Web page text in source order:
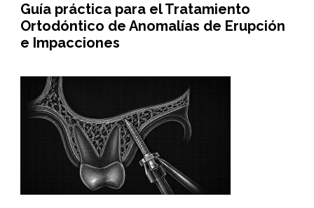
Guía práctica para el Tratamiento
Ortodóntico de Anomalías de Erupción
e Impacciones